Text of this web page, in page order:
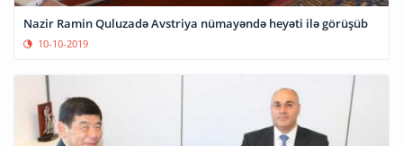
Nazir Ramin Quluzadə Avstriya nümayəndə heyəti ilə görüşüb
10-10-2019